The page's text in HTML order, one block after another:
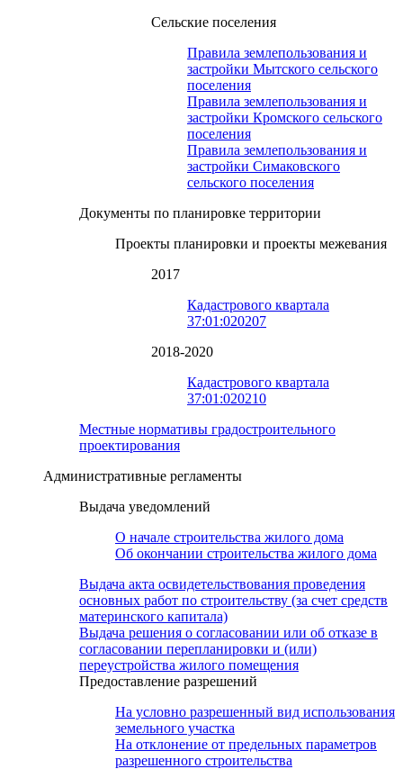
Сельские поселения
Правила землепользования и
застройки Мытского сельского
поселения
Правила землепользования и
застройки Кромского сельского
поселения
Правила землепользования и
застройки Симаковского
сельского поселения
Документы по планировке территории
Проекты планировки и проекты межевания
2017
Кадастрового квартала
37:01:020207
2018-2020
Кадастрового квартала
37:01:020210
Местные нормативы градостроительного
проектирования
Административные регламенты
Выдача уведомлений
О начале строительства жилого дома
Об окончании строительства жилого дома
Выдача акта освидетельствования проведения
основных работ по строительству (за счет средств
материнского капитала)
Выдача решения о согласовании или об отказе в
согласовании перепланировки и (или)
переустройства жилого помещения
Предоставление разрешений
На условно разрешенный вид использования
земельного участка
На отклонение от предельных параметров
разрешенного строительства